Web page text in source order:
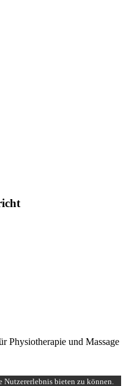
Physiotherapie und Massage
Nutzererlebnis bieten zu können.